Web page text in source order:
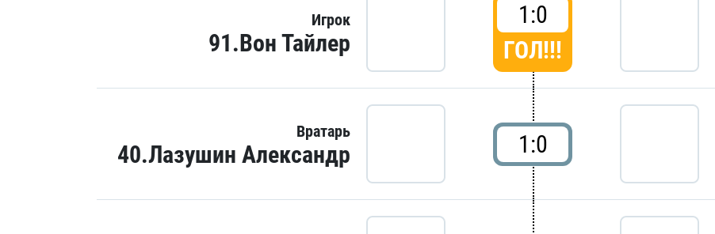
Игрок
91.Вон Тайлер
1:0
ГОЛ!!!
Вратарь
40.Лазушин Александр 1:0